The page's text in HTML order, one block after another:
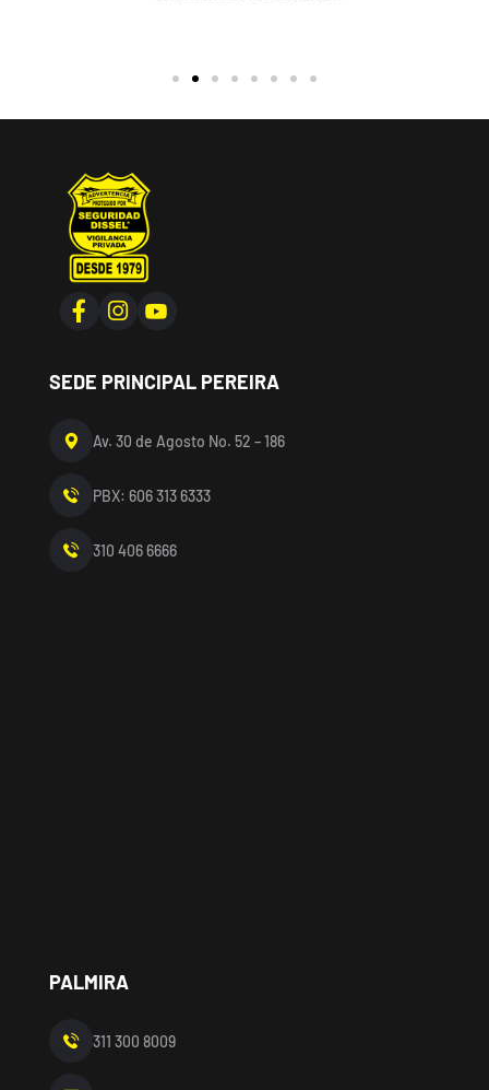
SEDE PRINCIPAL PEREIRA
Av. 30 de Agosto No. 52 – 186
PBX: 606 313 6333
310 406 6666
PALMIRA
311 300 8009